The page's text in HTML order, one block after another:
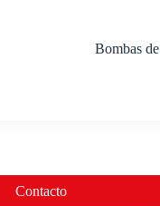
Bombas
Contacto